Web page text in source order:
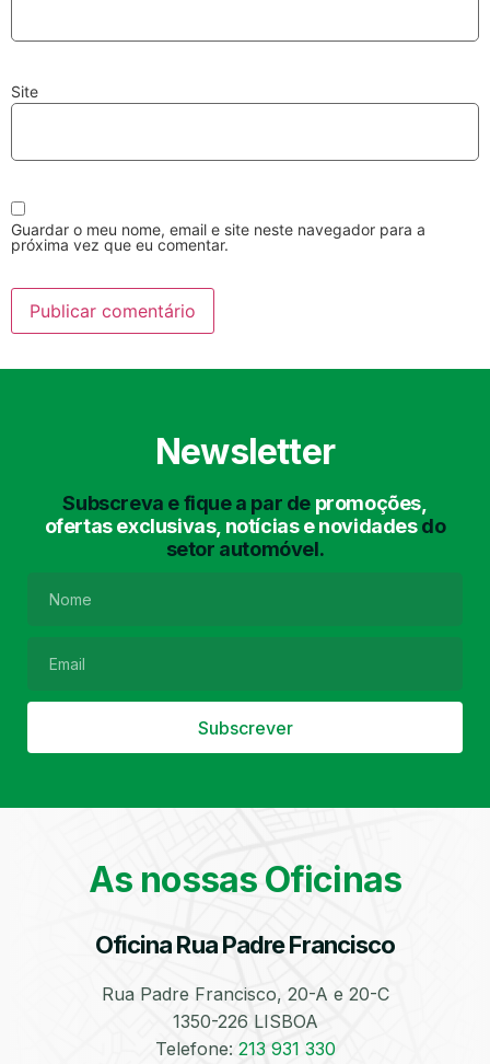
Site
Guardar o meu nome, email e site neste navegador para a
próxima vez que eu comentar.
Newsletter
Subscreva e fique a par de promoções,
ofertas exclusivas, notícias e novidadesdo
setor automóvel.
Subscrever
As nossas Oficinas
Oficina Rua Padre Francisco
Rua Padre Francisco, 20-A e 20-C
1350-226 LISBOA
Telefone: 213 931 330
com Aspiração e de
Interiores
Lavagem de Chassis Matrículas
Filtro de Partículas Óleos
Bate-Chapas
Higienização e
Automóvel